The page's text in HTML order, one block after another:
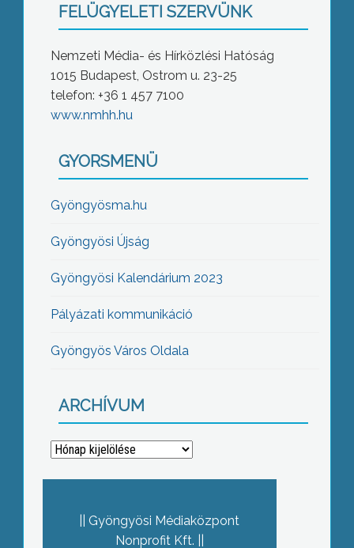
FELÜGYELETI SZERVÜNK
Nemzeti Média- és Hírközlési Hatóság
1015 Budapest, Ostrom u. 23-25
telefon: +36 1 457 7100
www.nmhh.hu
GYORSMENÜ
Gyöngyösma.hu
Gyöngyösi Újság
Gyöngyösi Kalendárium 2023
Pályázati kommunikáció
Gyöngyös Város Oldala
ARCHÍVUM
Archívum
Gyöngyösi Médiaközpont
Nonprofit Kft.